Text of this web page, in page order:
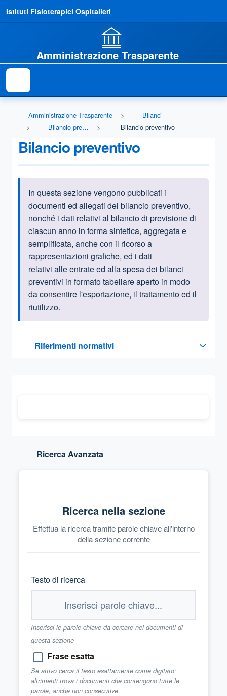
Istituti Fisioterapici Ospitalieri
Amministrazione Trasparente
Amministrazione Trasparente
Bilanci
Bilancio preventivo e consuntivo
Bilancio preventivo
Bilancio preventivo
Informazioni introduttive
In questa sezione vengono pubblicati i
documenti ed allegati del bilancio preventivo,
nonché i dati relativi al bilancio di previsione di
ciascun anno in forma sintetica, aggregata e
semplificata, anche con il ricorso a
rappresentazioni grafiche, ed i dati
relativi alle entrate ed alla spesa dei bilanci
preventivi in formato tabellare aperto in modo
da consentire l'esportazione, il trattamento ed il
riutilizzo.
Riferimenti normativi
Sezione compressa
Ricerca Avanzata
Ricerca nella sezione
Effettua la ricerca tramite parole chiave all'interno
della sezione corrente
Testo di ricerca
Inserisci le parole chiave da cercare nei documenti di
questa sezione
Frase esatta
Se attivo cerca il testo esattamente come digitato;
altrimenti trova i documenti che contengono tutte le
parole, anche non consecutive